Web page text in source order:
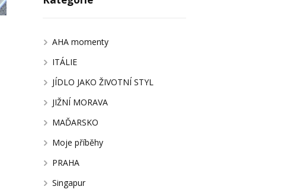
AHA momenty
ITÁLIE
JÍDLO JAKO ŽIVOTNÍ STYL
JIŽNÍ MORAVA
MAĎARSKO
Moje příběhy
PRAHA
Singapur